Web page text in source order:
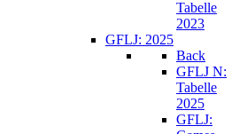
Tabelle
2023
GFLJ: 2025
Back
GFLJ N:
Tabelle
2025
GFLJ: